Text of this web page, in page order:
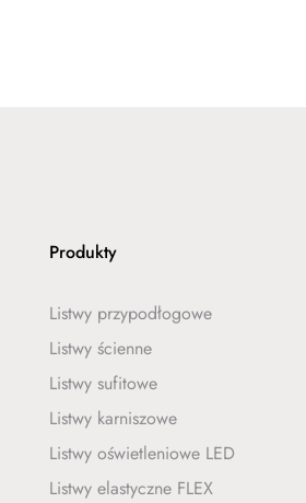
Produkty
Listwy przypodłogowe
Listwy ścienne
Listwy sufitowe
Listwy karniszowe
Listwy oświetleniowe LED
Listwy elastyczne FLEX